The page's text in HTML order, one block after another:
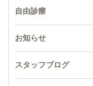
自由診療
お知らせ
スタッフブログ